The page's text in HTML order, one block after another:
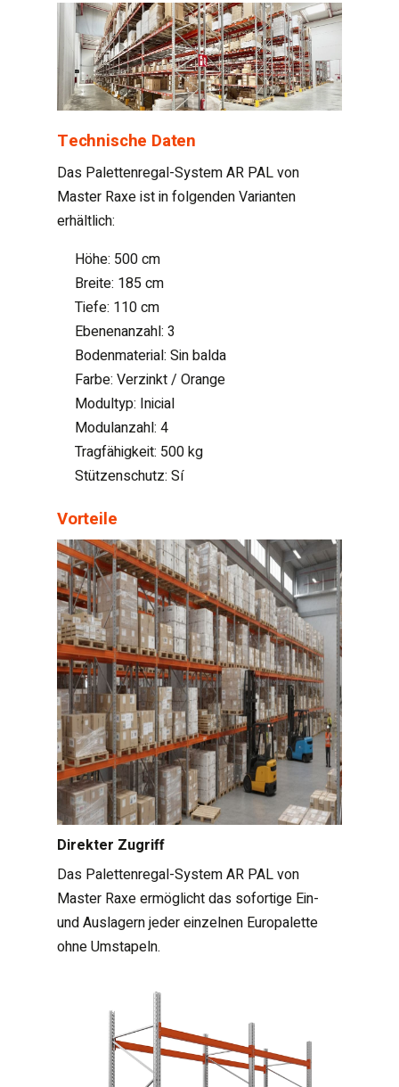
Technische Daten
Das Palettenregal-System AR PAL von
Master Raxe ist in folgenden Varianten
erhältlich:
Höhe: 500 cm
Breite: 185 cm
Tiefe: 110 cm
Ebenenanzahl: 3
Bodenmaterial: Sin balda
Farbe: Verzinkt / Orange
Modultyp: Inicial
Modulanzahl: 4
Tragfähigkeit: 500 kg
Stützenschutz: Sí
Vorteile
Direkter Zugriff
Das Palettenregal-System AR PAL von
Master Raxe ermöglicht das sofortige Ein-
und Auslagern jeder einzelnen Europalette
ohne Umstapeln.